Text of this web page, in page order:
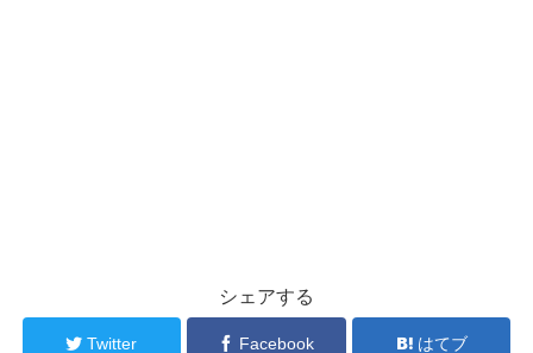
シェアする
Twitter Facebook はてブ